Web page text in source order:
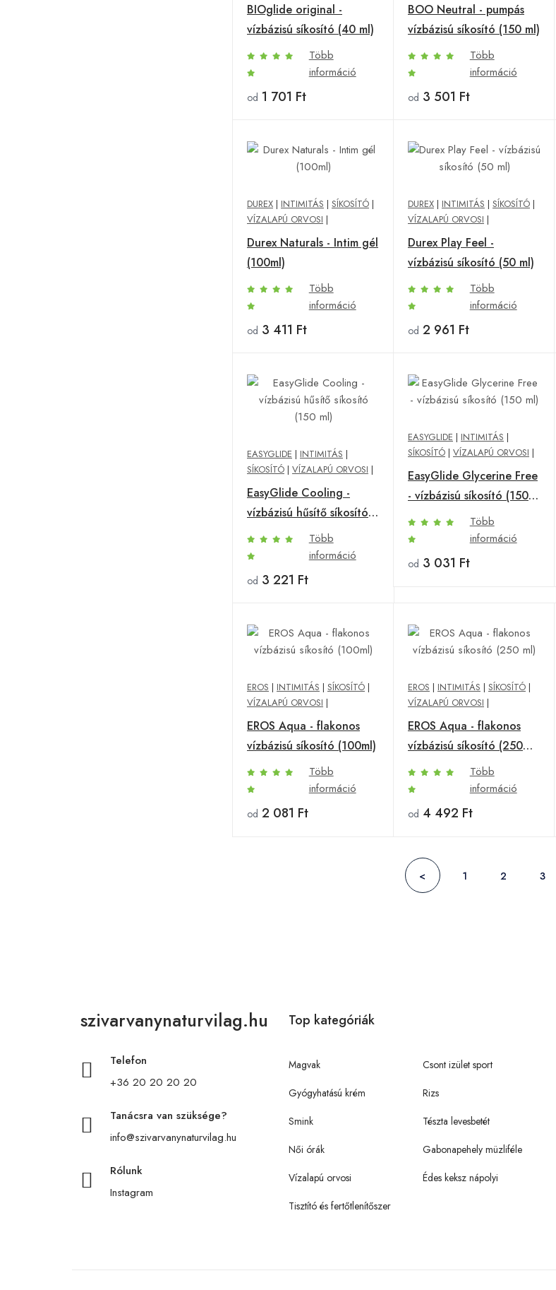
BIOglide original -
vízbázisú síkosító (40 ml)
Több
információ
od 1 701 Ft
BOO Neutral - pumpás
vízbázisú síkosító (150 ml)
Több
információ
od 3 501 Ft
DUREX | INTIMITÁS | SÍKOSÍTÓ |
VÍZALAPÚ ORVOSI |
Durex Naturals - Intim gél
(100ml)
Több
információ
od 3 411 Ft
DUREX | INTIMITÁS | SÍKOSÍTÓ |
VÍZALAPÚ ORVOSI |
Durex Play Feel -
vízbázisú síkosító (50 ml)
Több
információ
od 2 961 Ft
EASYGLIDE | INTIMITÁS |
SÍKOSÍTÓ | VÍZALAPÚ ORVOSI |
EasyGlide Cooling -
vízbázisú hűsítő síkosító
(150 ml)
Több
információ
od 3 221 Ft
EASYGLIDE | INTIMITÁS |
SÍKOSÍTÓ | VÍZALAPÚ ORVOSI |
EasyGlide Glycerine Free
- vízbázisú síkosító (150
ml)
Több
információ
od 3 031 Ft
EROS | INTIMITÁS | SÍKOSÍTÓ |
VÍZALAPÚ ORVOSI |
EROS Aqua - flakonos
vízbázisú síkosító (100ml)
Több
információ
od 2 081 Ft
EROS | INTIMITÁS | SÍKOSÍTÓ |
VÍZALAPÚ ORVOSI |
EROS Aqua - flakonos
vízbázisú síkosító (250
ml)
Több
információ
od 4 492 Ft
< 1 2 3
szivarvanynaturvilag.hu
Telefon
+36 20 20 20 20
Tanácsra van szüksége?
info@szivarvanynaturvilag.hu
Rólunk
Instagram
Top kategóriák
Magvak
Gyógyhatású krém
Smink
Női órák
Vízalapú orvosi
Tisztító és fertőtlenítőszer
Csont izület sport
Rizs
Tészta levesbetét
Gabonapehely müzliféle
Édes keksz nápolyi